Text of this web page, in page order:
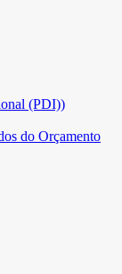
(PDI))
do Orçamento